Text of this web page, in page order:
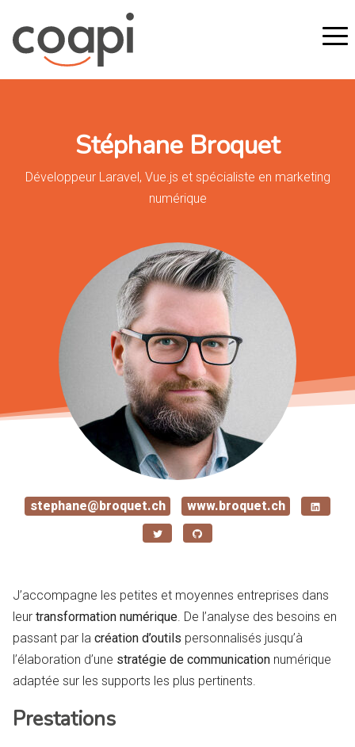
Stéphane Broquet
Développeur Laravel, Vue.js et spécialiste en marketing
numérique
stephane@broquet.ch www.broquet.ch
J’accompagne les petites et moyennes entreprises dans
leur transformation numérique. De l’analyse des besoins en
passant par la création d’outils personnalisés jusqu’à
l’élaboration d’une stratégie de communication numérique
adaptée sur les supports les plus pertinents.
Prestations